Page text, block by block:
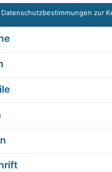
Adresse*
Datenschutzbestimmungen zur